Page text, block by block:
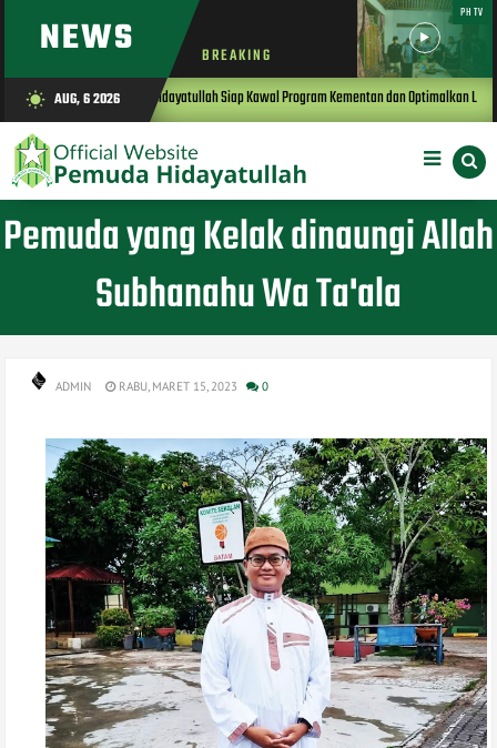
NEWS BREAKING
PHTV
wb_sunny AUG, 6 2026
Pemuda Hidayatullah Siap Kawal Program Kementan dan Optimalkan Lahan Produktif
Pemuda yang Kelak dinaungi Allah
Subhanahu Wa Ta'ala
ADMIN RABU, MARET 15, 2023 0